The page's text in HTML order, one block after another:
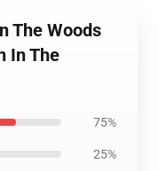
The Woods
In The
75%
25%